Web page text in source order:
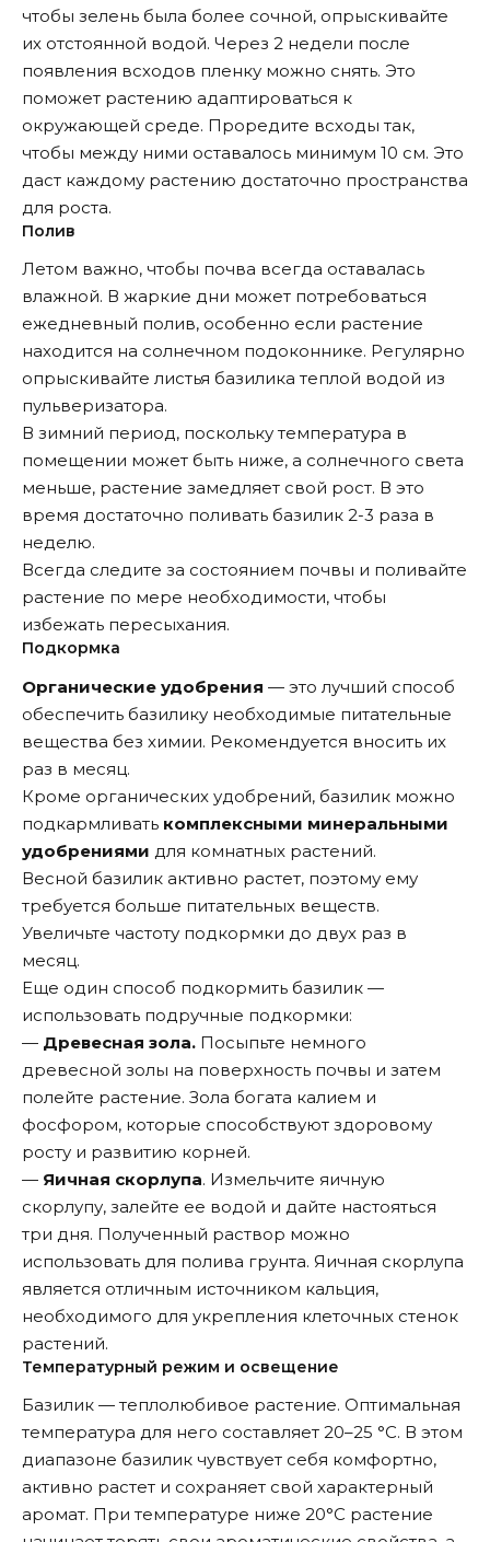
чтобы зелень была более сочной, опрыскивайте
их отстоянной водой. Через 2 недели после
появления всходов пленку можно снять. Это
поможет растению адаптироваться к
окружающей среде. Проредите всходы так,
чтобы между ними оставалось минимум 10 см. Это
даст каждому растению достаточно пространства
для роста.
Полив
Летом важно, чтобы почва всегда оставалась
влажной. В жаркие дни может потребоваться
ежедневный полив, особенно если растение
находится на солнечном подоконнике. Регулярно
опрыскивайте листья базилика теплой водой из
пульверизатора.
В зимний период, поскольку температура в
помещении может быть ниже, а солнечного света
меньше, растение замедляет свой рост. В это
время достаточно поливать базилик 2-3 раза в
неделю.
Всегда следите за состоянием почвы и поливайте
растение по мере необходимости, чтобы
избежать пересыхания.
Подкормка
Органические удобрения — это лучший способ
обеспечить базилику необходимые питательные
вещества без химии. Рекомендуется вносить их
раз в месяц.
Кроме органических удобрений, базилик можно
подкармливать комплексными минеральными
удобрениями для комнатных растений.
Весной базилик активно растет, поэтому ему
требуется больше питательных веществ.
Увеличьте частоту подкормки до двух раз в
месяц.
Еще один способ подкормить базилик —
использовать подручные подкормки:
— Древесная зола. Посыпьте немного
древесной золы на поверхность почвы и затем
полейте растение. Зола богата калием и
фосфором, которые способствуют здоровому
росту и развитию корней.
— Яичная скорлупа. Измельчите яичную
скорлупу, залейте ее водой и дайте настояться
три дня. Полученный раствор можно
использовать для полива грунта. Яичная скорлупа
является отличным источником кальция,
необходимого для укрепления клеточных стенок
растений.
Температурный режим и освещение
Базилик — теплолюбивое растение. Оптимальная
температура для него составляет 20–25 °C. В этом
диапазоне базилик чувствует себя комфортно,
активно растет и сохраняет свой характерный
аромат. При температуре ниже 20°C растение